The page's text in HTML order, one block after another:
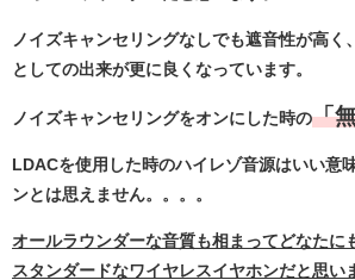
ノイズキャンセリングなしでも遮音性が高く
としての出来が更に良くなっています。
ノイズキャンセリングをオンにした時の「
LDACを使用した時のハイレゾ音源はいい意
ンとは思えません。。。。
オールラウンダーな音質も相まってどなたに
スタンダードなワイヤレスイヤホンだと思い